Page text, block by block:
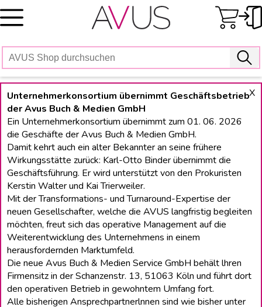
Skip
to
X
Unternehmerkonsortium übernimmt Geschäftsbetrieb
der Avus Buch & Medien GmbH
Ein Unternehmerkonsortium übernimmt zum 01. 06. 2026
die Geschäfte der Avus Buch & Medien GmbH.
Damit kehrt auch ein alter Bekannter an seine frühere
Wirkungsstätte zurück: Karl-Otto Binder übernimmt die
Geschäftsführung. Er wird unterstützt von den Prokuristen
Kerstin Walter und Kai Trierweiler.
Mit der Transformations- und Turnaround-Expertise der
neuen Gesellschafter, welche die AVUS langfristig begleiten
möchten, freut sich das operative Management auf die
Weiterentwicklung des Unternehmens in einem
herausfordernden Marktumfeld.
Die neue Avus Buch & Medien Service GmbH behält lhren
Firmensitz in der Schanzenstr. 13, 51063 Köln und führt dort
den operativen Betrieb in gewohntem Umfang fort.
Alle bisherigen Ansprechpartnerlnnen sind wie bisher unter